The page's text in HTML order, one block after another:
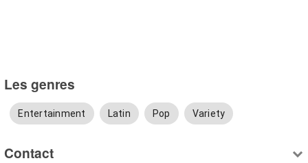
Les genres
Entertainment Latin Pop Variety
Contact